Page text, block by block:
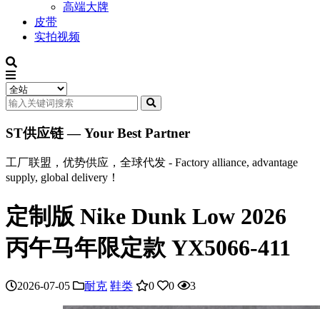
高端大牌
皮带
实拍视频
ST供应链 — Your Best Partner
工厂联盟，优势供应，全球代发 - Factory alliance, advantage
supply, global delivery！
定制版 Nike Dunk Low 2026
丙午马年限定款 YX5066-411
2026-07-05 耐克 鞋类 0 0 3